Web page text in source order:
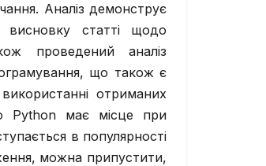
Аналіз демонструє
висновку статті щодо
проведений аналіз
що також є
отриманих
Python має місце при
в популярності
можна припустити,